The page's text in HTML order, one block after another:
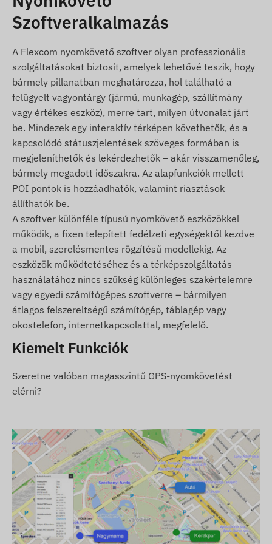
SIM adapter
Hordtáska
Használati feltételek
A készülék normál működéséhez a
helymeghatározó műholdrendszerekkel és a
mobilszolgáltatók hálózatával való aktív kapcsolat
szükséges. Ezek biztosítják az adatgyűjtést és
továbbítást, illetve a kommunikációt a tulajdonos
telefonjával vagy nyomkövető szoftver használata
esetén a központi adatgyűjtő- és feldolgozó
rendszerrel. A készülék a mobilszolgáltatók
hálózatán keresztül, a benne elhelyezett
(cserélhető) SIM kártya segítségével kommunikál.
Működési régió
A készülék az alábbi régiókban üzemelő GSM
hálózatokkal kompatibilis:
4G: Európa, Ázsia, Afrika, Ausztrália
Ha csak készüléket vásárol (szoftver előfizetést
beállításairól és a kártya üzemeltetéséről
(feltöltés, éves adategyeztetés) Önnek kell
gondoskodnia.
Ha a készülék mellett szoftver előfizetést is
vásárol, de SIM kártyát nem, akkor a készüléket
már a szoftverünkben regisztrálva, működésre
készen adjuk át. A SIM kártya beszerzése,
Szoftveralkalmazás
A Flexcom nyomkövető szoftver olyan professzionális
szolgáltatásokat biztosít, amelyek lehetővé teszik, hogy
bármely pillanatban meghatározza, hol található a
felügyelt vagyontárgy (jármű, munkagép, szállítmány
vagy értékes eszköz), merre tart, milyen útvonalat járt
be. Mindezek egy interaktív térképen követhetők, és a
kapcsolódó státuszjelentések szöveges formában is
megjeleníthetők és lekérdezhetők – akár visszamenőleg,
bármely megadott időszakra. Az alapfunkciók mellett
POI pontok is hozzáadhatók, valamint riasztások
állíthatók be.
A szoftver különféle típusú nyomkövető eszközökkel
működik, a fixen telepített fedélzeti egységektől kezdve
a mobil, szerelésmentes rögzítésű modellekig. Az
eszközök működtetéséhez és a térképszolgáltatás
használatához nincs szükség különleges szakértelemre
vagy egyedi számítógépes szoftverre – bármilyen
átlagos felszereltségű számítógép, táblagép vagy
okostelefon, internetkapcsolattal, megfelelő.
Kiemelt Funkciók
Szeretne valóban magasszintű GPS-nyomkövetést
elérni?